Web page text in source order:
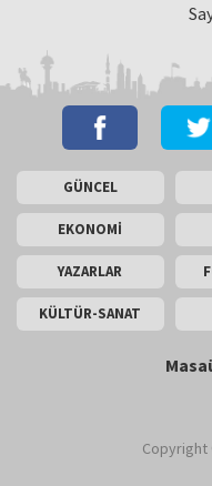
GÜNCEL
EKONOMİ
YAZARLAR
KÜLTÜR-SANAT
Copyright